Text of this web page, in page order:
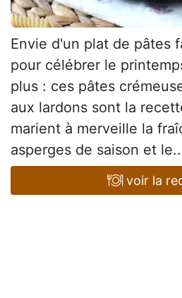
Envie d'un plat de pâtes
pour célébrer le
plus : ces pâtes
aux lardons sont la
marient à merveille la
asperges de saison et
voir la